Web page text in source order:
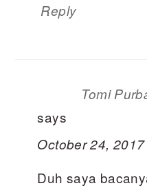
Reply
Tomi
says
October 24,
Duh saya